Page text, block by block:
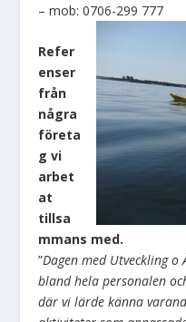
– mob: 0706-299 777
Refer
enser
från
några
företa
g vi
arbet
at
tillsa
mmans med.
”Dagen med Utveckling
bland hela personalen
där vi lärde känna